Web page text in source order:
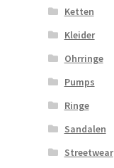
Ketten
Kleider
Ohrringe
Pumps
Ringe
Sandalen
Streetwear